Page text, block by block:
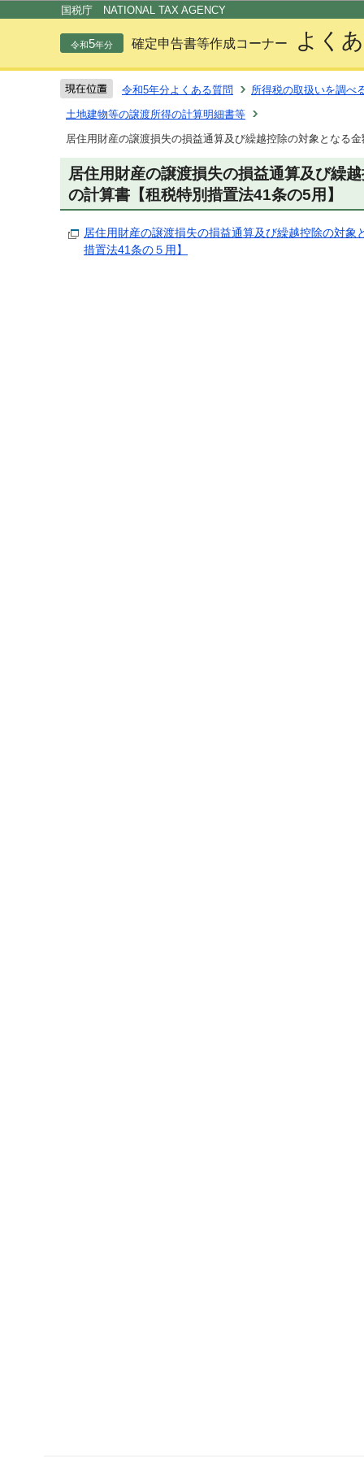
国税庁 NATIONAL TAX AGENCY
令和5年分 確定申告書等作成コーナー よく
令和5年分よくある質問
所得税の取扱いを調べ
土地建物等の譲渡所得の計算明細書等
居住用財産の譲渡損失の損益通算及び繰越控除の対象となる
居住用財産の譲渡損失の損益通算及び繰
の計算書【租税特別措置法41条の5用】
居住用財産の譲渡損失の損益通算及び繰越控除の対象
措置法41条の５用】